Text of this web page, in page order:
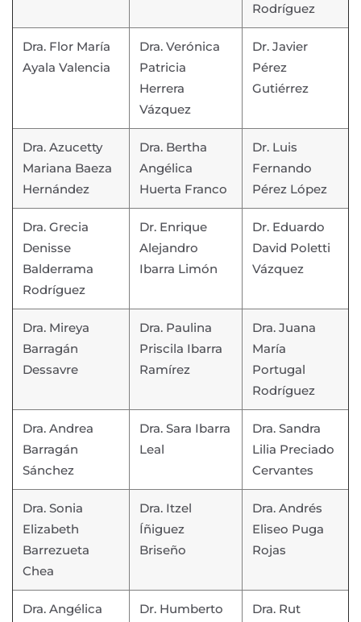
Rodríguez
Dra. Flor María
Ayala Valencia
Dra. Verónica
Patricia
Herrera
Vázquez
Dr. Javier
Pérez
Gutiérrez
Dra. Azucetty
Mariana Baeza
Hernández
Dra. Bertha
Angélica
Huerta Franco
Dr. Luis
Fernando
Pérez López
Dra. Grecia
Denisse
Balderrama
Rodríguez
Dr. Enrique
Alejandro
Ibarra Limón
Dr. Eduardo
David Poletti
Vázquez
Dra. Mireya
Barragán
Dessavre
Dra. Paulina
Priscila Ibarra
Ramírez
Dra. Juana
María
Portugal
Rodríguez
Dra. Andrea
Barragán
Sánchez
Dra. Sara Ibarra
Leal
Dra. Sandra
Lilia Preciado
Cervantes
Dra. Sonia
Elizabeth
Barrezueta
Chea
Dra. Itzel
Íñiguez
Briseño
Dra. Andrés
Eliseo Puga
Rojas
Dra. Angélica Dr. Humberto Dra. Rut